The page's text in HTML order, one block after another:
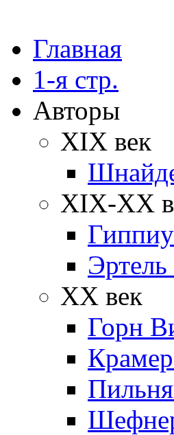
Главная
1-я стр.
Авторы
XIX век
XIX-XX
XX век
Горн